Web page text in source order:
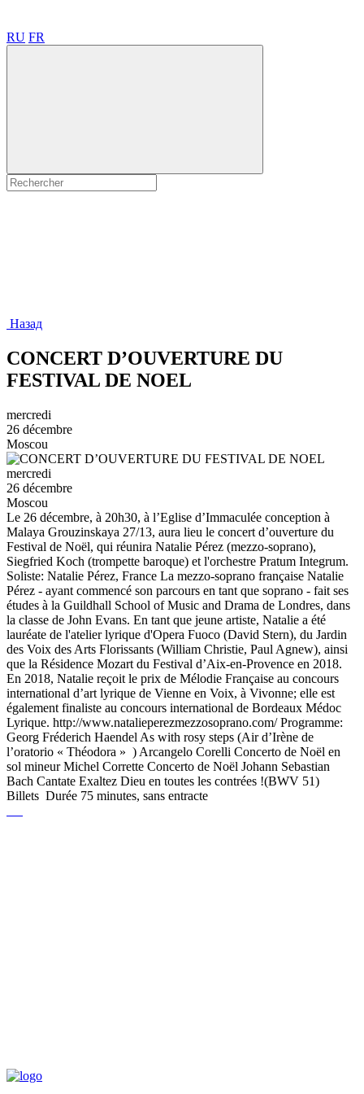
RU FR
Назад
CONCERT D’OUVERTURE DU
FESTIVAL DE NOEL
mercredi
26 décembre
Moscou
mercredi
26 décembre
Moscou
Le 26 décembre, à 20h30, à l’Eglise d’Immaculée conception à
Malaya Grouzinskaya 27/13, aura lieu le concert d’ouverture du
Festival de Noël, qui réunira Natalie Pérez (mezzo-soprano),
Siegfried Koch (trompette baroque) et l'orchestre Pratum Integrum.
Soliste: Natalie Pérez, France La mezzo-soprano française Natalie
Pérez - ayant commencé son parcours en tant que soprano - fait ses
études à la Guildhall School of Music and Drama de Londres, dans
la classe de John Evans. En tant que jeune artiste, Natalie a été
lauréate de l'atelier lyrique d'Opera Fuoco (David Stern), du Jardin
des Voix des Arts Florissants (William Christie, Paul Agnew), ainsi
que la Résidence Mozart du Festival d’Aix-en-Provence en 2018.
En 2018, Natalie reçoit le prix de Mélodie Française au concours
international d’art lyrique de Vienne en Voix, à Vivonne; elle est
également finaliste au concours international de Bordeaux Médoc
Lyrique. http://www.natalieperezmezzosoprano.com/ Programme:
Georg Fréderich Haendel As with rosy steps (Air d’Irène de
l’oratorio « Théodora » ) Arcangelo Corelli Concerto de Noël en
sol mineur Michel Corrette Concerto de Noël Johann Sebastian
Bach Cantate Exaltez Dieu en toutes les contrées !(BWV 51)
Billets Durée 75 minutes, sans entracte